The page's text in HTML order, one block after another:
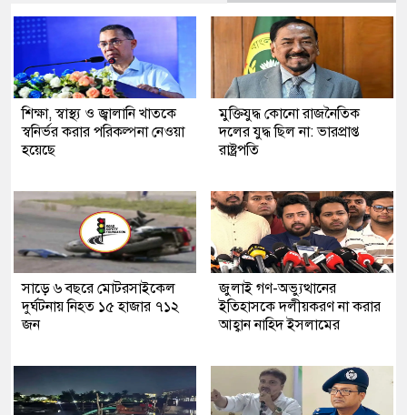
শিক্ষা, স্বাস্থ্য ও জ্বালানি খাতকে
স্বনির্ভর করার পরিকল্পনা নেওয়া
হয়েছে
মুক্তিযুদ্ধ কোনো রাজনৈতিক
দলের যুদ্ধ ছিল না: ভারপ্রাপ্ত
রাষ্ট্রপতি
সাড়ে ৬ বছরে মোটরসাইকেল
দুর্ঘটনায় নিহত ১৫ হাজার ৭১২
জন
জুলাই গণ-অভ্যুত্থানের
ইতিহাসকে দলীয়করণ না করার
আহ্বান নাহিদ ইসলামের